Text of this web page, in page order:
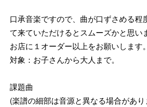
口承音楽ですので、曲が口ずさめる程
て来ていただけるとスムーズかと思い
お店に１オーダー以上をお願いします
対象：お子さんから大人まで。
課題曲
(楽譜の細部は音源と異なる場合があ